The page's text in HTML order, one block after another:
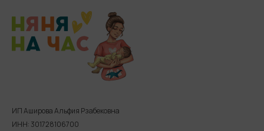
ИП Аширова Альфия Рзабековна
ИНН: 301728106700